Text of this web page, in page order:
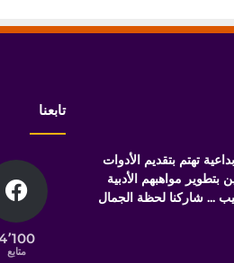
تهتم بتقديم الأدوات
بتطوير مواهبهم الأدبية
... شاركنا لحظة الجمال
تابعنا
متابع